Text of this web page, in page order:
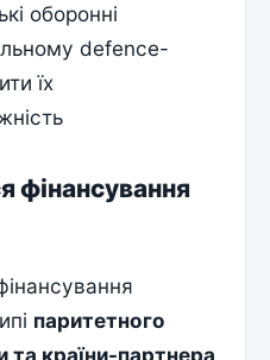
оборонні
defence-
їх
фінансування
паритетного
та країни-партнера.